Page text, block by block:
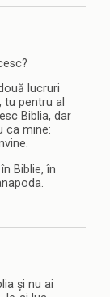
lucruri
tu pentru al
Biblia, dar
ca mine:
Biblie, în
și nu ai